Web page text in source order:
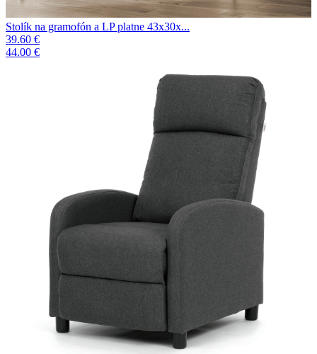
Stolík na gramofón a LP platne 43x30x...
39.60 €
44.00 €